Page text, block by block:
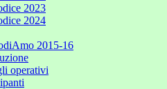
2023
2024
2015-16
operativi